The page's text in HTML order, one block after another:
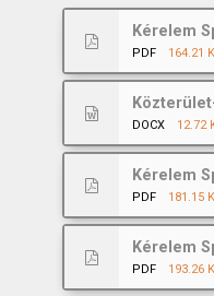
Kérelem
PDF 164.21
DOCX 12.72
Kérelem
PDF 181.15
Kérelem
PDF 193.26